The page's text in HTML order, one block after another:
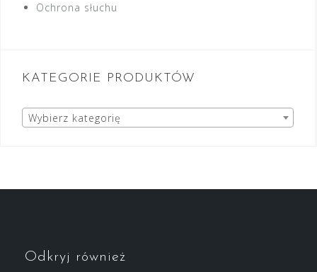
Ochrona słuchu
KATEGORIE PRODUKTÓW
Wybierz kategorię
Odkryj również